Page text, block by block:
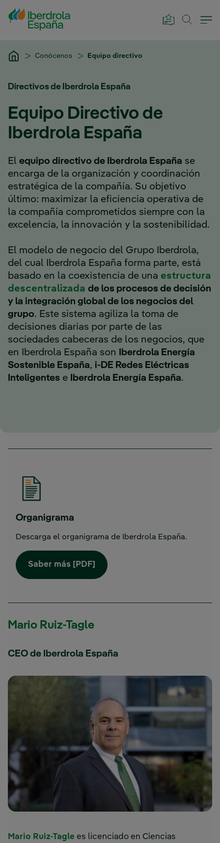
Saltar al contenido principal
Conócenos Equipo directivo
Directivos de Iberdrola España
Equipo Directivo de
Iberdrola España
El equipo directivo de Iberdrola España se
encarga de la organización y coordinación
estratégica de la compañía. Su objetivo
último: maximizar la eficiencia operativa de
la compañía comprometidos siempre con la
excelencia, la innovación y la sostenibilidad.
El modelo de negocio del Grupo Iberdrola,
del cual Iberdrola España forma parte, está
basado en la coexistencia de una estructura
descentralizada Enlace externo, se abre en
de los procesos de decisión
y la integración global de los negocios del
grupo. Este sistema agiliza la toma de
decisiones diarias por parte de las
sociedades cabeceras de los negocios, que
en Iberdrola España son Iberdrola Energía
Sostenible España, i-DE Redes Eléctricas
Inteligentes e Iberdrola Energía España.
Organigrama
Descarga el organigrama de Iberdrola España.
Saber más [PDF] Enlace externo, se abre en
Mario Ruiz-Tagle
CEO de Iberdrola España
Mario Ruiz-Tagle es licenciado en Ciencias